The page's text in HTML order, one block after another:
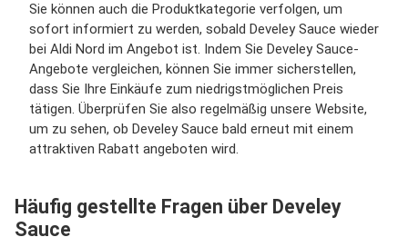
Sie können auch die Produktkategorie verfolgen, um
sofort informiert zu werden, sobald Develey Sauce wieder
bei Aldi Nord im Angebot ist. Indem Sie Develey Sauce-
Angebote vergleichen, können Sie immer sicherstellen,
dass Sie Ihre Einkäufe zum niedrigstmöglichen Preis
tätigen. Überprüfen Sie also regelmäßig unsere Website,
um zu sehen, ob Develey Sauce bald erneut mit einem
attraktiven Rabatt angeboten wird.
Häufig gestellte Fragen über Develey
Sauce